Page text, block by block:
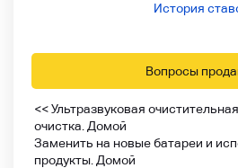
История
Вопросы
<< Ультразвуковая
очистка. Домой
Заменить на новые батареи и
продукты. Домой